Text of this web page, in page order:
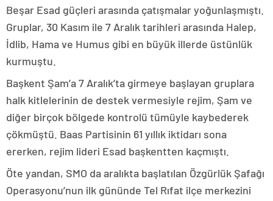
Beşar Esad güçleri arasında çatışmalar yoğunlaşmıştı.
Gruplar, 30 Kasım ile 7 Aralık tarihleri arasında Halep,
İdlib, Hama ve Humus gibi en büyük illerde üstünlük
kurmuştu.
Başkent Şam’a 7 Aralık’ta girmeye başlayan gruplara
halk kitlelerinin de destek vermesiyle rejim, Şam ve
diğer birçok bölgede kontrolü tümüyle kaybederek
çökmüştü. Baas Partisinin 61 yıllık iktidarı sona
ererken, rejim lideri Esad başkentten kaçmıştı.
Öte yandan, SMO da aralıkta başlatılan Özgürlük Şafağı
Operasyonu’nun ilk gününde Tel Rıfat ilçe merkezini